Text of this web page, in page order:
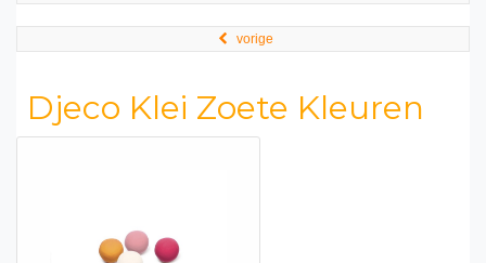
vorige
Djeco Klei Zoete Kleuren